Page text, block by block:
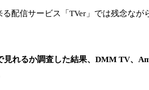
配信サービス「TVer」では残念なが
見れるか調査した結果、DMM TV、